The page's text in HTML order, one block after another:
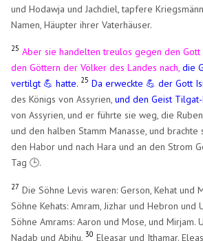
und Hodawja und Jachdiel, tapfere
Namen, Häupter ihrer Vaterhäuser.
25 Aber sie handelten treulos gegen den Gott
den Göttern der Völker des Landes nach, die
vertilgt 💪 hatte. 25 Da erweckte 💪 der Gott
des Königs von Assyrien,und den Geist
von Assyrien, und er führte sie weg, die
und den halben Stamm Manasse, und brachte
den Habor und nach Hara und an den Strom
Tag🕒.
27 Die Söhne Levis waren: Gerson, Kehat und
Söhne Kehats: Amram, Jizhar und Hebron und
Söhne Amrams: Aaron und Mose, und Mirjam.
Nadab und Abihu,30 Eleasar und Ithamar.